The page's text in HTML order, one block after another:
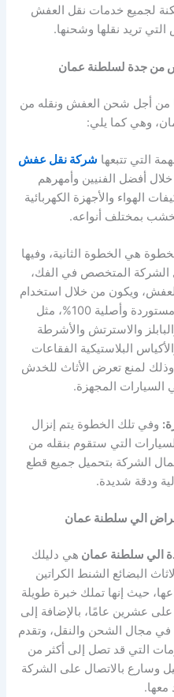
لجميع خدمات نقل العفش
تريد نقلها وشحنها.
من جدة لسلطنة عمان
من أجل شحن العفش ونقله من
وهي كما يلي:
التي تتبعها شركة نقل عفش
أفضل الفنيين وأمهرهم
الهواء والأجهزة الكهربائية
بمختلف أنواعه.
هي الخطوة الثانية، وفيها
الشركة المتخصص في الفك،
ويكون من خلال استخدام
مواد تغليف ذات جودة عالية ومستوردة وأصلية 100%، مثل
والاسترتش والأشرطة
البلاستيكية الفقاعات
وذلك لمنع تعرض الأثاث للخدش
السيارات المجهزة.
وفي تلك الخطوة يتم إنزال
التي ستقوم بنقله من
الشركة بتحميل جميع قطع
ودقة شديدة.
الي سلطنة عمان
الي سلطنة عمان هي دليلك
البضائع الشنط الكراتين
حيث إنها تملك خبرة طويلة
عشرين عامًا، بالإضافة إلى
في مجال الشحن والنقل، وتقدم
التي قد تصل إلى أكثر من
وسارع بالاتصال على الشركة
معها.